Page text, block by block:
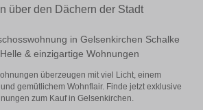
über den Dächern der Stadt
in Gelsenkirchen Schalke
& einzigartige Wohnungen
überzeugen mit viel Licht, einem
gemütlichem Wohnflair. Finde jetzt exklusive
zum Kauf in Gelsenkirchen.